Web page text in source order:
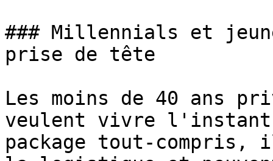
### Millennials et
prise de tête
Les moins de 40 ans
veulent vivre l'instant
package tout-